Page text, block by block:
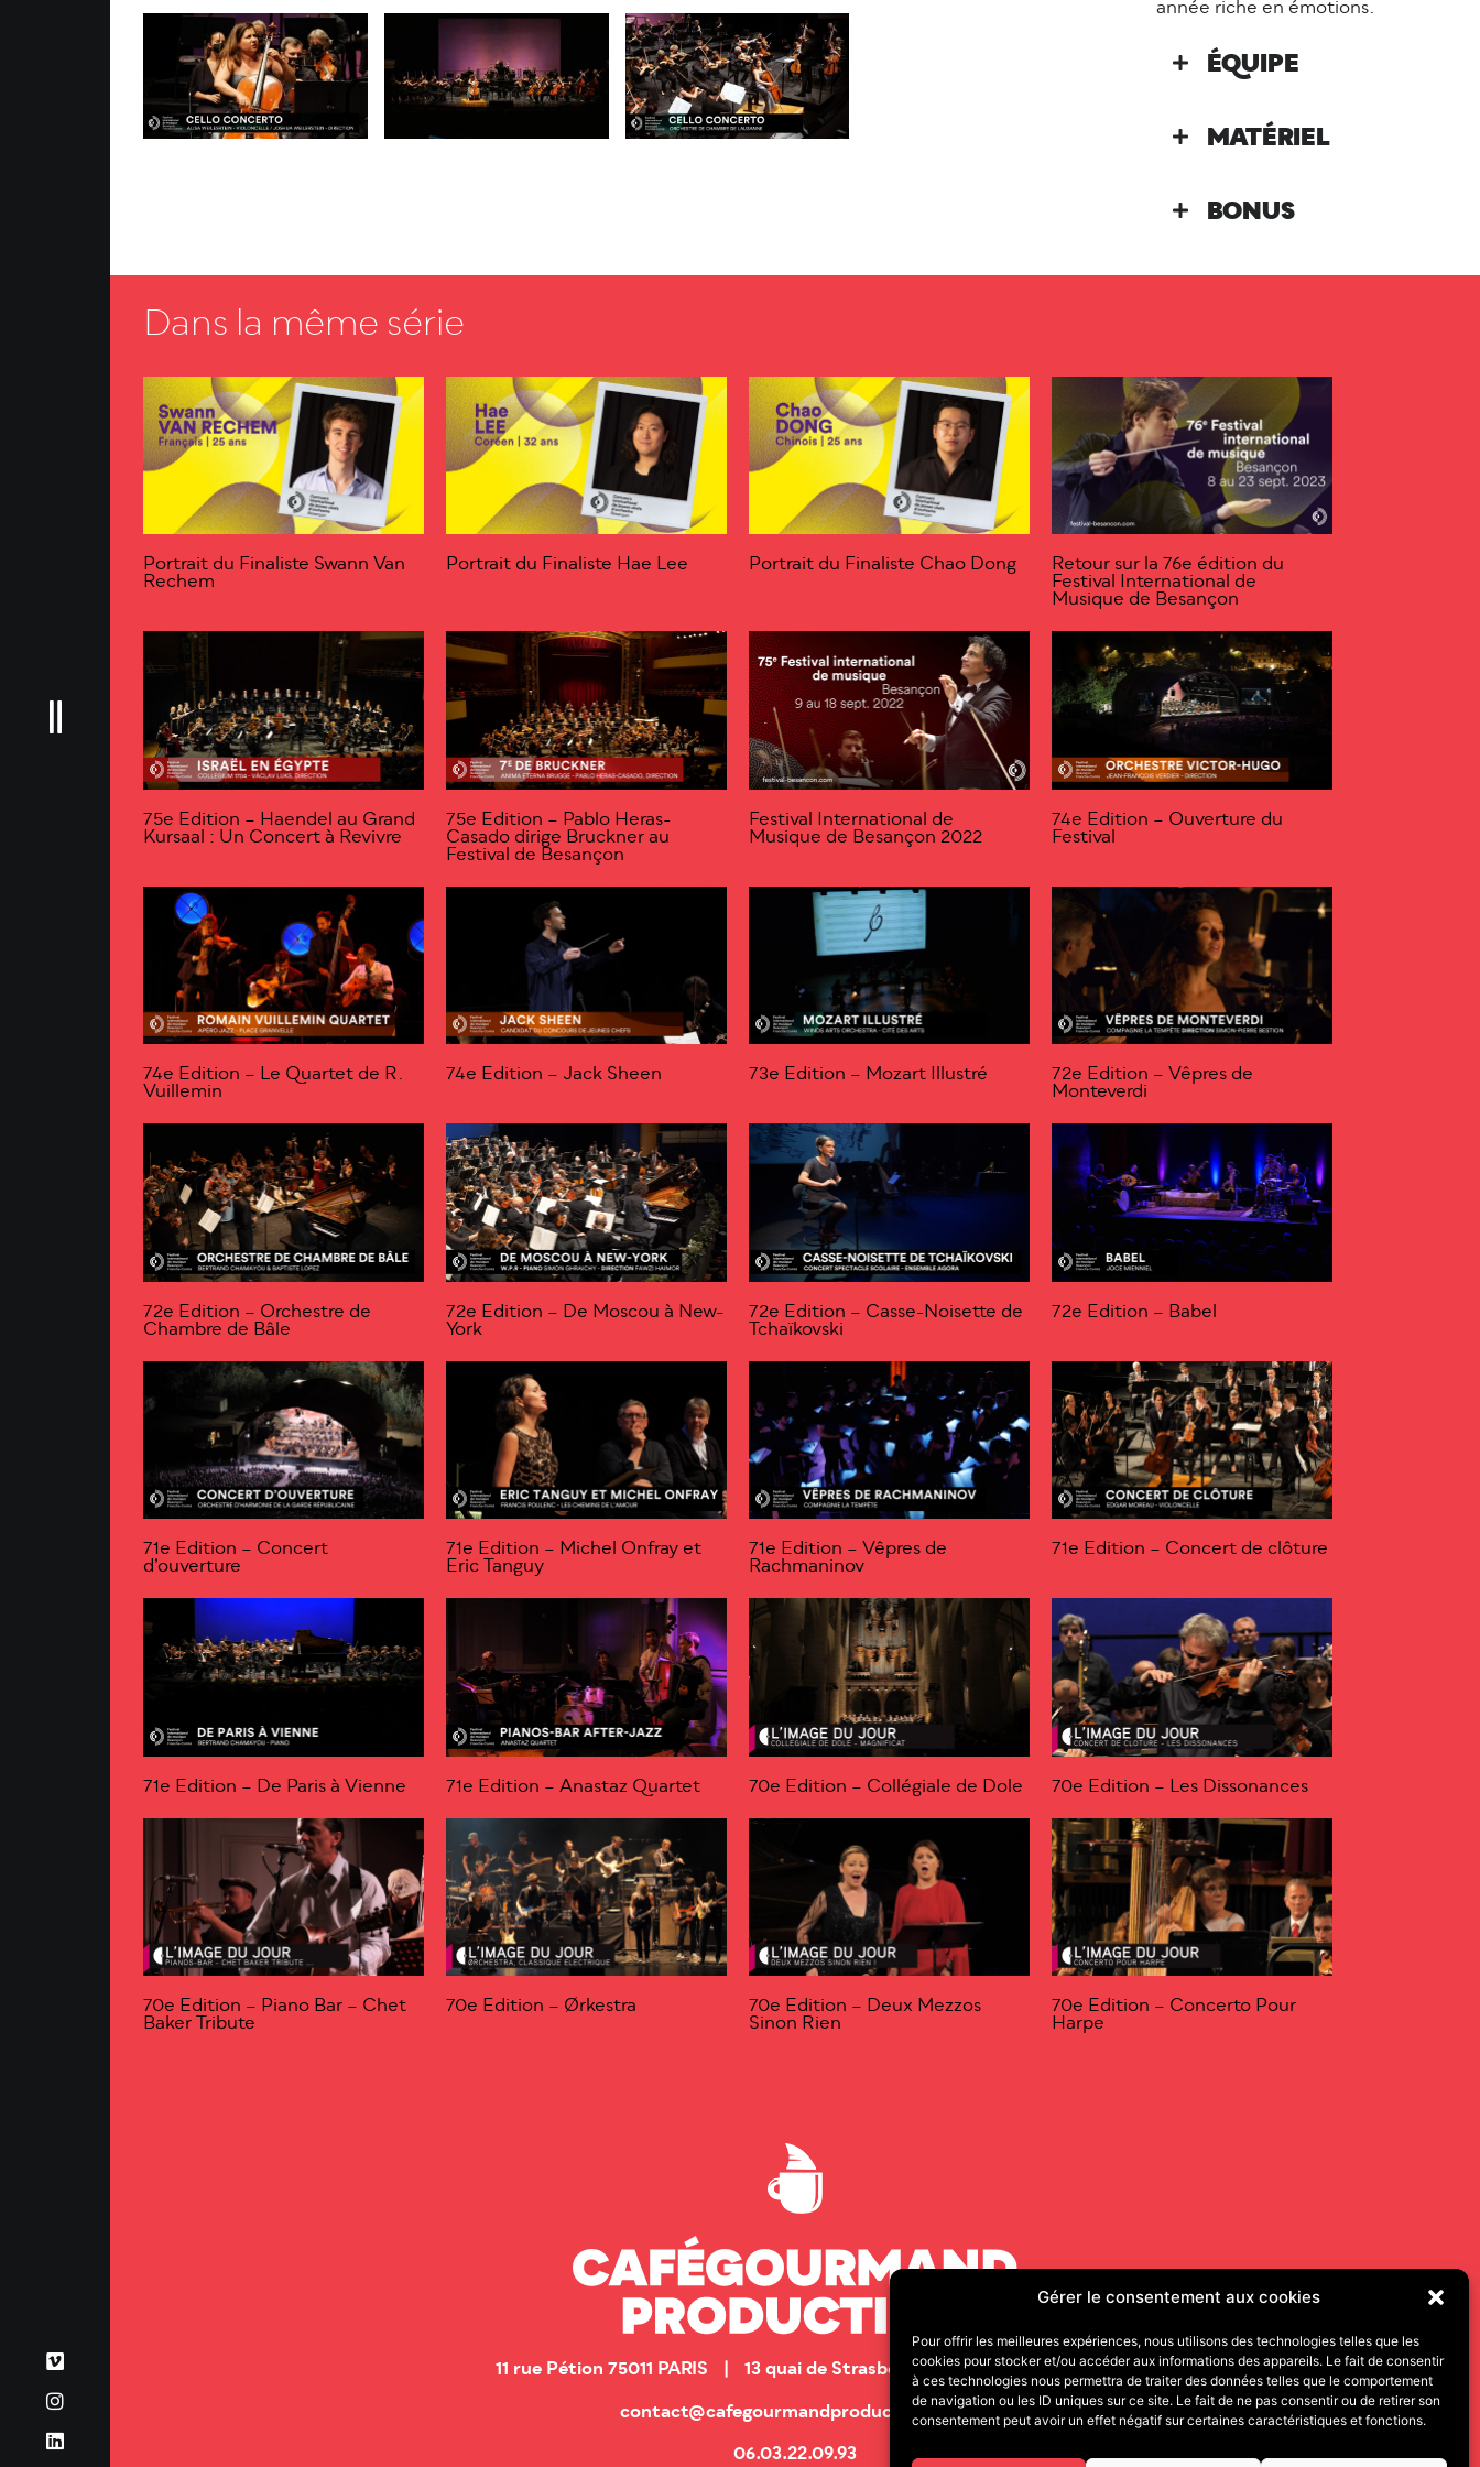
Gérer le consentement aux cookies
Pour offrir les meilleures expériences, nous utilisons des technologies telles que les
cookies pour stocker et/ou accéder aux informations des appareils. Le fait de consentir
à ces technologies nous permettra de traiter des données telles que le comportement
de navigation ou les ID uniques sur ce site. Le fait de ne pas consentir ou de retirer son
consentement peut avoir un effet négatif sur certaines caractéristiques et fonctions.
année riche en émotions.
ÉQUIPE
MATÉRIEL
BONUS
Dans la même série
Portrait du Finaliste Swann Van
Rechem
Portrait du Finaliste Hae Lee Portrait du Finaliste Chao Dong Retour sur la 76e édition du
Festival International de
Musique de Besançon
75e Edition – Haendel au Grand
Kursaal : Un Concert à Revivre
75e Edition – Pablo Heras-
Casado dirige Bruckner au
Festival de Besançon
Festival International de
Musique de Besançon 2022
74e Edition – Ouverture du
Festival
74e Edition – Le Quartet de R.
Vuillemin
74e Edition – Jack Sheen 73e Edition – Mozart Illustré 72e Edition – Vêpres de
Monteverdi
72e Edition – Orchestre de
Chambre de Bâle
72e Edition – De Moscou à New-
York
72e Edition – Casse-Noisette de
Tchaïkovski
72e Edition – Babel
71e Edition – Concert
d’ouverture
71e Edition – Michel Onfray et
Eric Tanguy
71e Edition – Vêpres de
Rachmaninov
71e Edition – Concert de clôture
71e Edition – De Paris à Vienne 71e Edition – Anastaz Quartet 70e Edition – Collégiale de Dole 70e Edition – Les Dissonances
70e Edition – Piano Bar – Chet
Baker Tribute
70e Edition – Ørkestra 70e Edition – Deux Mezzos
Sinon Rien
70e Edition – Concerto Pour
Harpe
11 rue Pétion 75011 PARIS | 13 quai de Strasbourg 25000 BESANÇON
contact@cafegourmandproduction.com
06.03.22.09.93